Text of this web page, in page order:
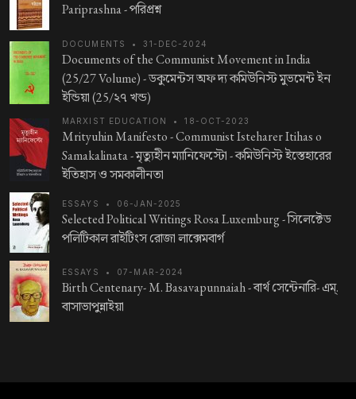
Pariprashna -পরিপ্রশ্ন
DOCUMENTS • 31-DEC-2024
Documents of the Communist Movement in India
(25/27 Volume) -ডকুমেন্টস অফ দ্য কমিউনিস্ট মুভমেন্ট ইন
ইন্ডিয়া (25/২৭ খন্ড)
MARXIST EDUCATION • 18-OCT-2023
Mrityuhin Manifesto - Communist Isteharer Itihas o
Samakalinata -মৃত্যুহীন ম্যানিফেস্টো - কমিউনিস্ট ইস্তেহারের
ইতিহাস ও সমকালীনতা
ESSAYS • 06-JAN-2025
Selected Political Writings Rosa Luxemburg -সিলেক্টেড
পলিটিকাল রাইটিংস রোজা লাক্সেমবার্গ
ESSAYS • 07-MAR-2024
Birth Centenary- M. Basavapunnaiah -বার্থ সেন্টেনারি- এম্.
বাসাভাপুন্নাইয়া